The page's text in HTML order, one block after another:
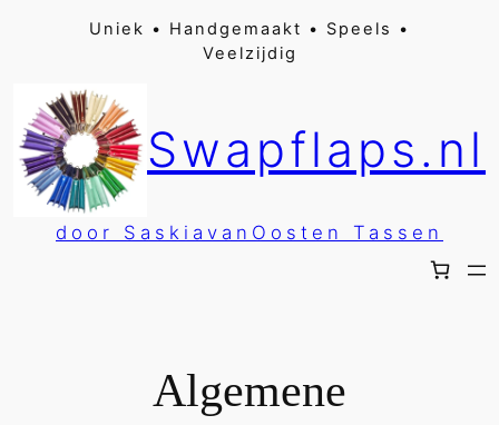
inhoud
Uniek • Handgemaakt • Speels •
Veelzijdig
Swapflaps.nl
door SaskiavanOosten Tassen
Algemene